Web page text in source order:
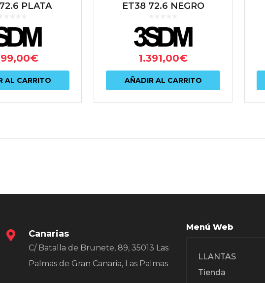
PLATA
€
AL CARRITO
ET38 72.6 NEGRO
1.391,00€
AÑADIR AL CARRITO
Canarias
C/ Batalla de Brunete, 89, 35013 Las
Palmas de Gran Canaria, Las Palmas
Menú Web
LLANTAS
Tienda